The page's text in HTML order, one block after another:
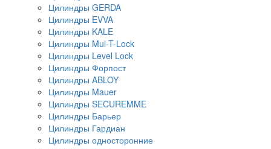
Цилиндры GERDA
Цилиндры EVVA
Цилиндры KALE
Цилиндры Mul-T-Lock
Цилиндры Level Lock
Цилиндры Форпост
Цилиндры ABLOY
Цилиндры Mauer
Цилиндры SECUREMME
Цилиндры Барьер
Цилиндры Гардиан
Цилиндры односторонние